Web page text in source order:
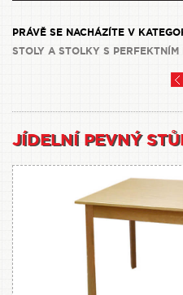
PRÁVĚ SE NACHÁZÍTE V
STOLY A STOLKY S PERFEKTNÍM
JÍDELNÍ PEVNÝ